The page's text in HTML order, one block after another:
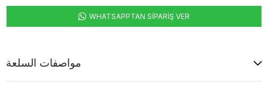
WHATSAPPTAN SİPARİŞ VER
مواصفات السلعة